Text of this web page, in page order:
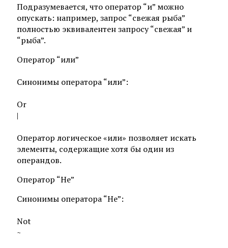
Подразумевается, что оператор “и” можно
опускать: например, запрос “свежая рыба”
полностью эквивалентен запросу “свежая” и
“рыба”.
Оператор “или”
Синонимы оператора “или”:
Or
|
Оператор логическое «или» позволяет искать
элементы, содержащие хотя бы один из
операндов.
Оператор “Не”
Синонимы оператора “Не”:
Not
~